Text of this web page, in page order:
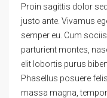
Proin sagittis dolor
justo ante. Vivamus
semper eu. Cum
parturient montes,
elit lobortis purus
Phasellus posuere
massa magna,